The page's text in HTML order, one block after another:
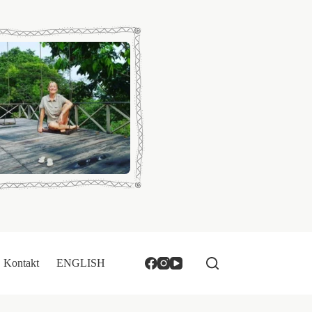
Kontakt ENGLISH